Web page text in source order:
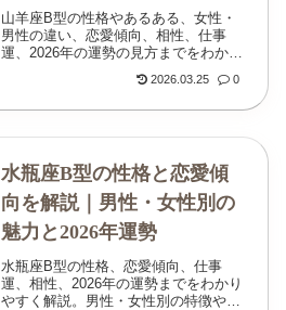
解説
山羊座B型の性格やあるある、女性・
男性の違い、恋愛傾向、相性、仕事
運、2026年の運勢の見方までをわかり
せ持つ山羊座B型の魅力を丁寧に整理
2026.03.25 0
水瓶座B型の性格と恋愛傾
向を解説｜男性・女性別の
魅力と2026年運勢
水瓶座B型の性格、恋愛傾向、仕事
運、相性、2026年の運勢までをわかり
やすく解説。男性・女性別の特徴や、